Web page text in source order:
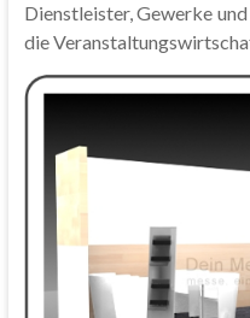
Dienstleister, Gewerke
die